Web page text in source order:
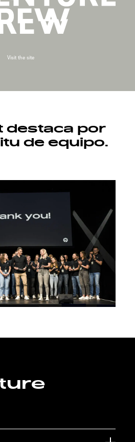
Visit the site
destaca por
de equipo.